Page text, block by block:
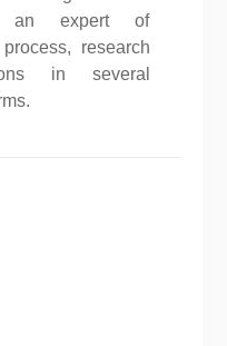
an expert of
research
in several